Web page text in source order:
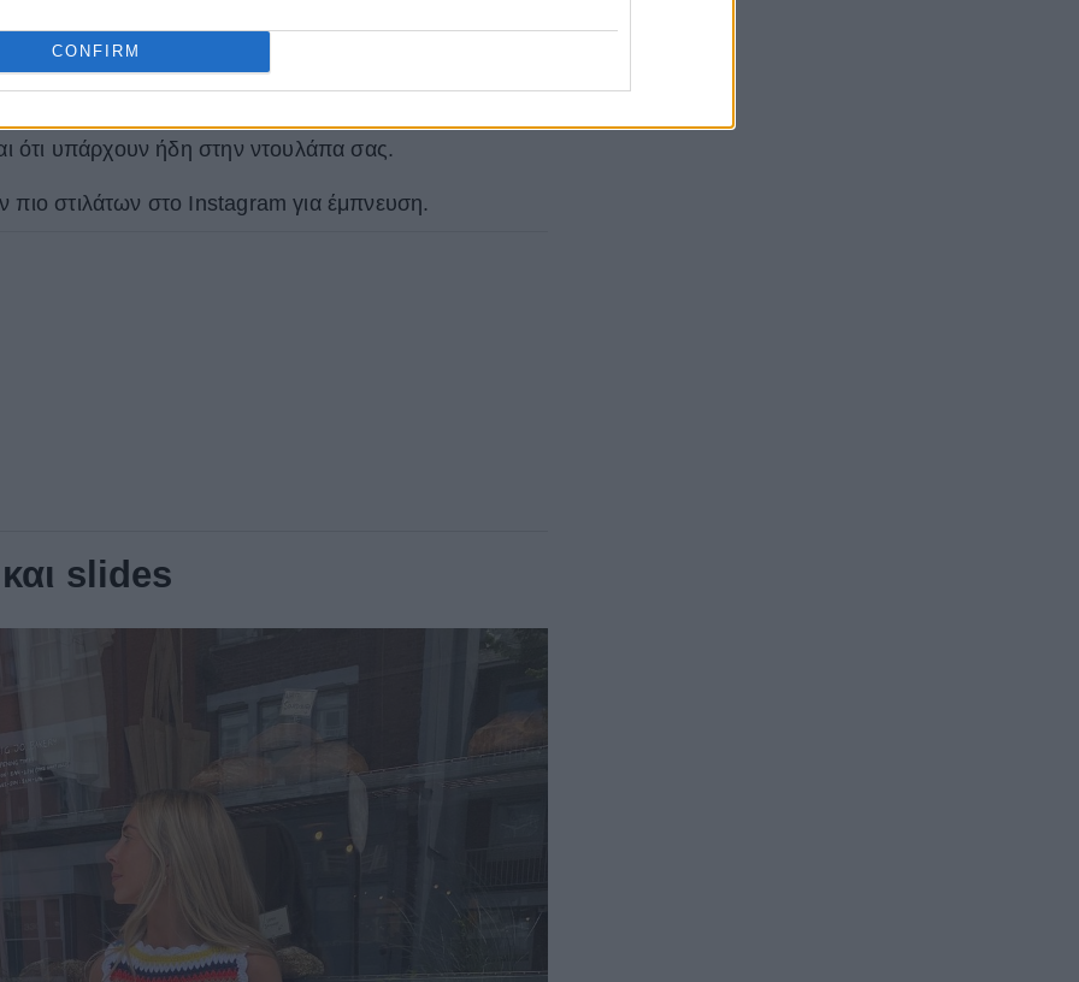
CONFIRM
το καλύτερο μέρος είναι ότι μπορείτε να
διαφορετικές γραμμές τζιν και σανδάλια και να
εμφανίσεις. Ένα φαρδύ τζιν με platform
flat σανδάλια και ένα όμορφο τοπ, είναι κομμάτια
ότι υπάρχουν ήδη στην ντουλάπα σας.
πιο στιλάτων στο Instagram για έμπνευση.
slides